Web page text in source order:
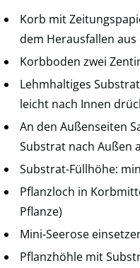
Korb mit
dem Herausfallen
Korbboden zwei
Lehmhaltiges
leicht nach Innen
An den Außenseiten
Substrat nach Außen
Substrat-Füllhöhe:
Pflanzloch in
Pflanze)
Mini-Seerose
Pflanzhöhle mit